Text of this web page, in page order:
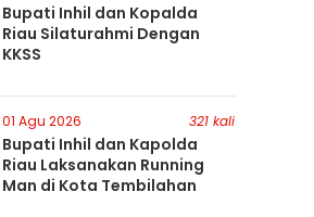
Bupati Inhil dan Kopalda
Riau Silaturahmi Dengan
KKSS
01 Agu 2026 321 kali
Bupati Inhil dan Kapolda
Riau Laksanakan Running
Man di Kota Tembilahan